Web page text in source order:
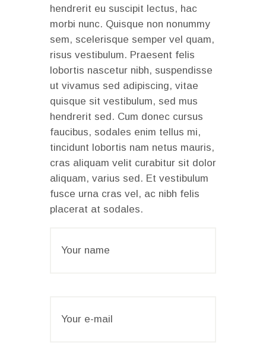
hendrerit eu suscipit lectus, hac
morbi nunc. Quisque non nonummy
sem, scelerisque semper vel quam,
risus vestibulum. Praesent felis
lobortis nascetur nibh, suspendisse
ut vivamus sed adipiscing, vitae
quisque sit vestibulum, sed mus
hendrerit sed. Cum donec cursus
faucibus, sodales enim tellus mi,
tincidunt lobortis nam netus mauris,
cras aliquam velit curabitur sit dolor
aliquam, varius sed. Et vestibulum
fusce urna cras vel, ac nibh felis
placerat at sodales.